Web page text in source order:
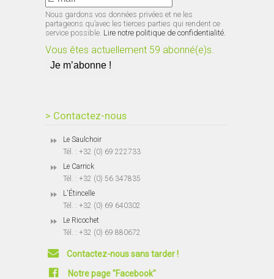
Nous gardons vos données privées et ne les
partageons qu’avec les tierces parties qui rendent ce
service possible. Lire notre politique de confidentialité.
Vous êtes actuellement 59 abonné(e)s.
> Contactez-nous
Le Saulchoir
Tél. : +32 (0) 69 222733
Le Carrick
Tél. : +32 (0) 56 347835
L'Étincelle
Tél. : +32 (0) 69 640302
Le Ricochet
Tél. : +32 (0) 69 880672
Contactez-nous sans tarder !
Notre page "Facebook"